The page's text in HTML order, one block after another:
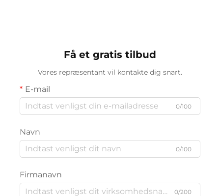
Få et gratis tilbud
Vores repræsentant vil kontakte dig snart.
E-mail
0/100
Navn
0/100
Firmanavn
0/200